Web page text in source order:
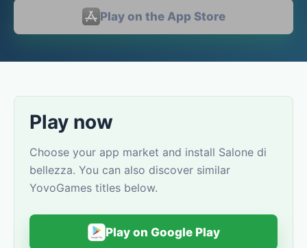
Play on the App Store
Play now
Choose your app market and install Salone di
bellezza. You can also discover similar
YovoGames titles below.
Play on Google Play